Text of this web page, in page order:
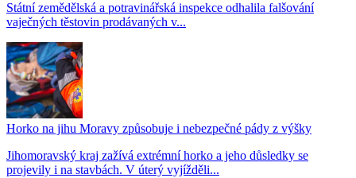
Státní zemědělská a potravinářská inspekce odhalila falšování
vaječných těstovin prodávaných v...
Horko na jihu Moravy způsobuje i nebezpečné pády z výšky
Jihomoravský kraj zažívá extrémní horko a jeho důsledky se
projevily i na stavbách. V úterý vyjížděli...